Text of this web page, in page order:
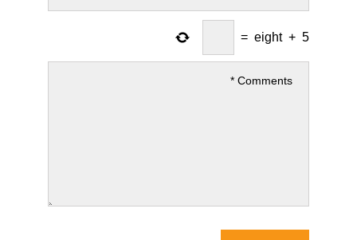
5
+
eight
=